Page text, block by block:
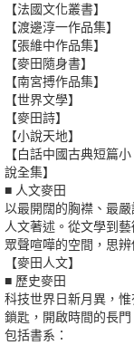
【法國文化叢書】
【渡邊淳一作品集】
【張維中作品集】
【麥田隨身書】
【南宮搏作品集】
【世界文學】
【麥田詩】
【小說天地】
【白話中國古典短篇小
說全集】
■ 人文麥田
以最開闊的胸襟、最
人文著述。從文學到
眾聲喧嘩的空間，思
【麥田人文】
■ 歷史麥田
科技世界日新月異，
鎖匙，開啟時間的長
包括書系：